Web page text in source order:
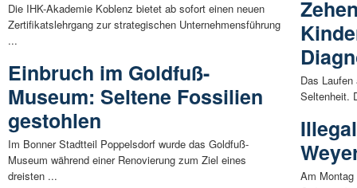
Die IHK-Akademie Koblenz bietet ab sofort einen neuen
Zertifikatslehrgang zur strategischen Unternehmensführung
...
Einbruch im Goldfuß-
Museum: Seltene Fossilien
gestohlen
Im Bonner Stadtteil Poppelsdorf wurde das Goldfuß-
Museum während einer Renovierung zum Ziel eines
dreisten ...
Das
Seltenheit.
Am